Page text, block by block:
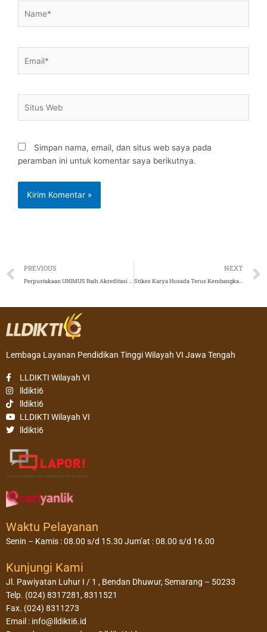
Web
Simpan nama, email, dan situs web saya pada
peramban ini untuk komentar saya berikutnya.
Prev
PREVIOUS NEXT
Stikes Karya Husada Terus Kembangkan Uji Kompetensi
Lembaga Layanan Pendidikan Tinggi Wilayah VI Jawa Tengah
LLDIKTI Wilayah VI
lldikti6
lldikti6
LLDIKTI Wilayah VI
lldikti6
Waktu Pelayanan
Senin – Kamis : 08.00 s/d 15.30 Jum’at : 08.00 s/d 16.00
Kunjungi Kami
Jl. Pawiyatan Luhur I / 1 , Bendan Dhuwur, Semarang – 50233
Telp. (024) 8317281, 8311521
Fax. (024) 8311273
Email : info@lldikti6.id